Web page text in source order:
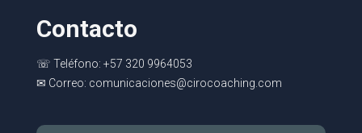
Contacto
☏ Teléfono: +57 320 9964053
✉ Correo: comunicaciones@cirocoaching.com